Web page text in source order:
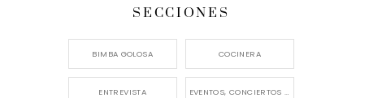
SECCIONES
BIMBA GOLOSA COCINERA
ENTREVISTA